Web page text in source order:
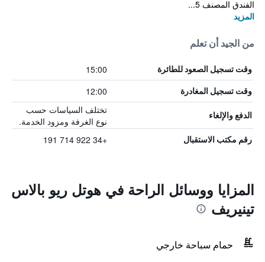
الفندق المصنف 5...
المزيد
من الجيد أن تعلم
وقت تسجيل الصعود للطائرة 15:00
وقت تسجيل المغادرة 12:00
الدفع والإلغاء
تختلف السياسات حسب
نوع الغرفة ومزود الخدمة.
رقم مكتب الاستقبال +34 922 714 191
المزايا ووسائل الراحة في هوتل ريو بالاس
تينيريف
حمام سباحة خارجي